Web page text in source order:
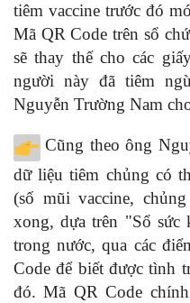
tiêm vaccine trước đó
Mã QR Code trên sổ
sẽ thay thế cho các
người này đã tiêm
Nguyễn Trường Nam
Cũng theo ông
dữ liệu tiêm chủng có
(số mũi vaccine,
xong, dựa trên "Sổ
trong nước, qua các
Code để biết được tình
đó. Mã QR Code